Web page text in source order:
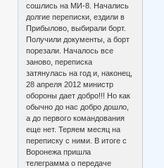
сошлись на МИ-8. Начались
долгие переписки, ездили в
Прибылово, выбирали борт.
Получили документы, а борт
порезали. Началось все
заново, переписка
затянулась на год и, наконец,
28 апреля 2012 министр
обороны дает добро!!! Но как
обычно до нас добро дошло,
а до первого командования
еще нет. Теряем месяц на
переписку с ними. В итоге с
Воронежа пришла
телеграмма о передаче